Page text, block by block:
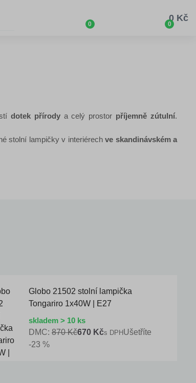
0 0
0 Kč
dotek přírodya celý prostor příjemně zútulní.
stolní lampičky v interiérechve skandinávském a
Globo 21502 stolní lampička
Tongariro 1x40W | E27
skladem > 10 ks
DMC: 870 Kč670 Kčs DPH Ušetříte
-23 %